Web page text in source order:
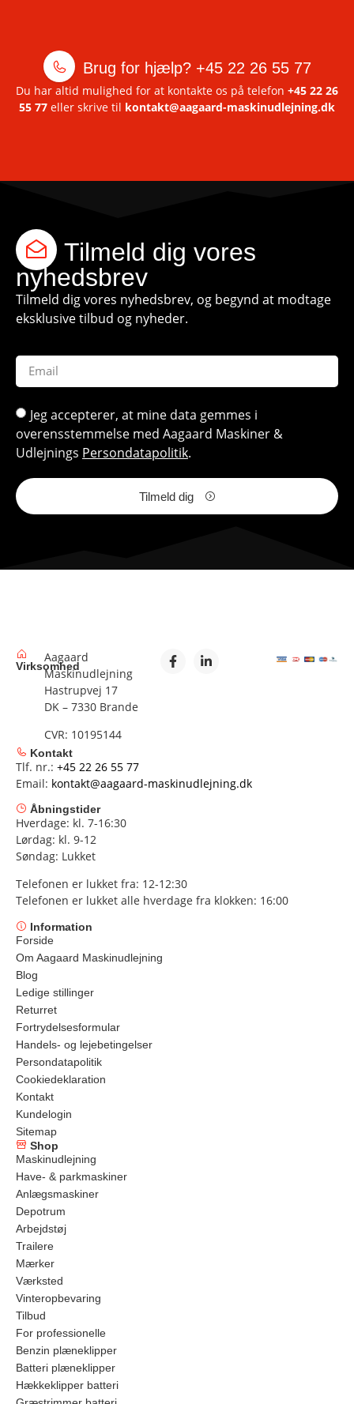
Brug for hjælp? +45 22 26 55 77
Du har altid mulighed for at kontakte os på telefon +45 22 26
55 77 eller skrive til kontakt@aagaard-maskinudlejning.dk
Tilmeld dig vores
nyhedsbrev
Tilmeld dig vores nyhedsbrev, og begynd at modtage
eksklusive tilbud og nyheder.
Jeg accepterer, at mine data gemmes i
overensstemmelse med Aagaard Maskiner &
Udlejnings Persondatapolitik.
Tilmeld dig
Virksomhed
Aagaard
Maskinudlejning
Hastrupvej 17
DK – 7330 Brande
CVR: 10195144
Kontakt
Tlf. nr.: +45 22 26 55 77
Email: kontakt@aagaard-maskinudlejning.dk
Åbningstider
Hverdage: kl. 7-16:30
Lørdag: kl. 9-12
Søndag: Lukket
Telefonen er lukket fra: 12-12:30
Telefonen er lukket alle hverdage fra klokken: 16:00
Information
Forside
Om Aagaard Maskinudlejning
Blog
Ledige stillinger
Returret
Fortrydelsesformular
Handels- og lejebetingelser
Persondatapolitik
Cookiedeklaration
Kontakt
Kundelogin
Sitemap
Shop
Maskinudlejning
Have- & parkmaskiner
Anlægsmaskiner
Depotrum
Arbejdstøj
Trailere
Mærker
Værksted
Vinteropbevaring
Tilbud
For professionelle
Benzin plæneklipper
Batteri plæneklipper
Hækkeklipper batteri